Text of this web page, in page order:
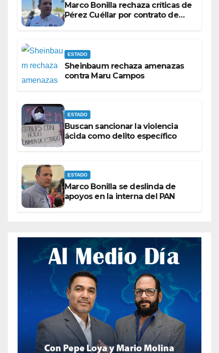
Marco Bonilla rechaza críticas de
Pérez Cuéllar por contrato de
ESTADO
Sheinbaum rechaza amenazas
contra Maru Campos
ESTADO
Buscan sancionar la violencia
ácida como delito específico
ESTADO
Marco Bonilla se deslinda de
apoyos en la interna del PAN